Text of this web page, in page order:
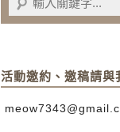
活動邀約、邀稿請與